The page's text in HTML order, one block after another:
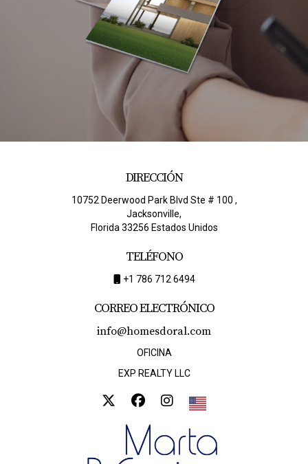
DIRECCIÓN
10752 Deerwood Park Blvd Ste # 100 ,
Jacksonville,
Florida 33256 Estados Unidos
TELÉFONO
+1 786 712 6494
CORREO ELECTRÓNICO
info@homesdoral.com
OFICINA
EXP REALTY LLC